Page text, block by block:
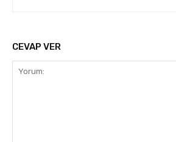
CEVAP VER